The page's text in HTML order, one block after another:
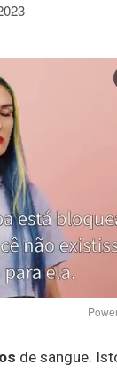
de sangue.